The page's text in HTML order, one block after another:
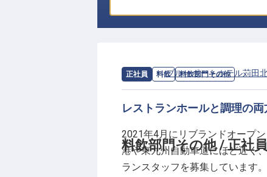
正社員 料飲 料飲部門その他
料飲部門その他 / 正社員
求人情報：ブルーポートホテル苅田
レストランホールと調理の
2021年4月にリブランドオープ
港や東九州自動車道にほど近く
ランスタッフを募集しています